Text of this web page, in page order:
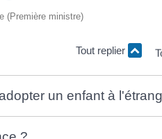
(Première ministre)
Tout replier
un enfant à